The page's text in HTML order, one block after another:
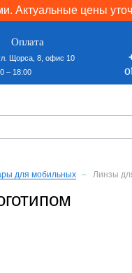
Актуальные цены
Оплата
Щорса, 8, офис 10
– 18:00
для мобильных Линзы